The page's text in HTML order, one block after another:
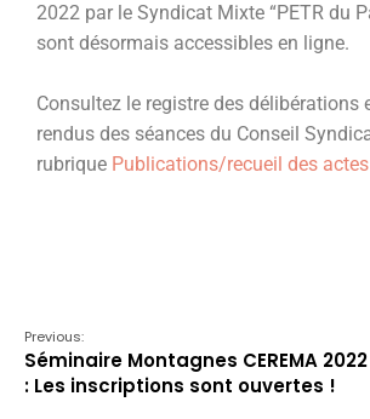
2022 par le Syndicat Mixte “PETR du
sont désormais accessibles en ligne.
Consultez le registre des délibérations
rendus des séances du Conseil
rubrique Publications/recueil des
Previous:
Séminaire Montagnes CEREMA 2022
: Les inscriptions sont ouvertes !